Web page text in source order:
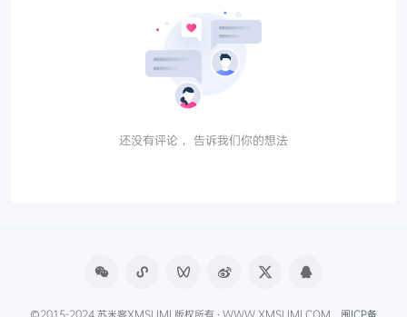
还没有评论， 告诉我们你的想法
©2015-2024 苏米客XMSUMI 版权所有 · WWW.XMSUMI.COM 闽ICP备